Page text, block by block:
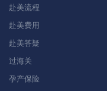
赴美流程
赴美费用
赴美答疑
过海关
孕产保险